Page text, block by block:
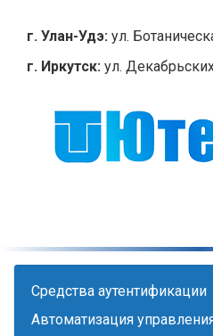
содержанию
г. Улан-Удэ: ул.
г. Иркутск: ул.
Cредства аутентификации
Автоматизация